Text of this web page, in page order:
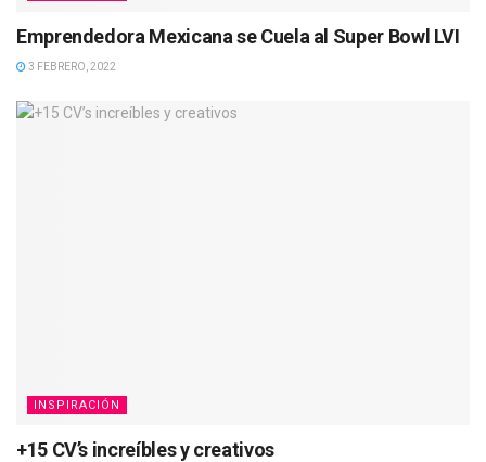
Emprendedora Mexicana se Cuela al Super Bowl LVI
3 FEBRERO, 2022
INSPIRACIÓN
+15 CV’s increíbles y creativos